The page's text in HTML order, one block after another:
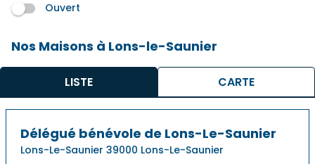
Ouvert
Nos Maisons à Lons-le-Saunier
LISTE CARTE
Délégué bénévole de Lons-Le-Saunier
Lons-Le-Saunier 39000 Lons-Le-Saunier